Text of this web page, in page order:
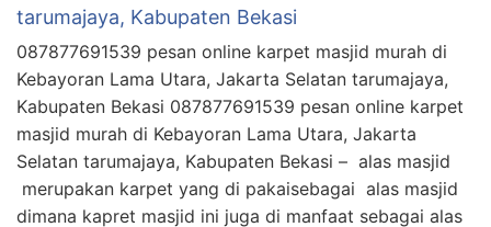
tarumajaya, Kabupaten Bekasi
087877691539 pesan online karpet masjid murah di
Kebayoran Lama Utara, Jakarta Selatan tarumajaya,
Kabupaten Bekasi 087877691539 pesan online karpet
masjid murah di Kebayoran Lama Utara, Jakarta
Selatan tarumajaya, Kabupaten Bekasi – alas masjid
merupakan karpet yang di pakaisebagai alas masjid
dimana kapret masjid ini juga di manfaat sebagai alas